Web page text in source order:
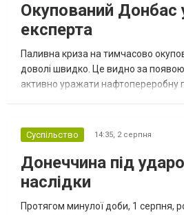
Окупований Донбас
експерта
Паливна криза на тимчасово
доволі швидко. Це видно за появою
активно уражати нафтопереробну
Суспільство 14:35, 2 серпня
Донеччина під
наслідки
Протягом минулої доби, 1 серпня,